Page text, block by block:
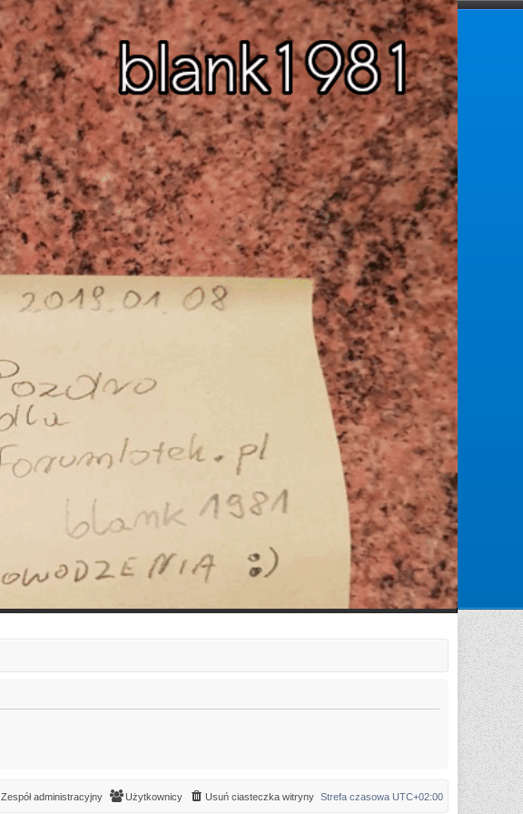
Zaloguj się
Zarejestruj się
Strefa czasowa UTC+02:00
Usuń ciasteczka witryny
Użytkownicy
Zespół administracyjny